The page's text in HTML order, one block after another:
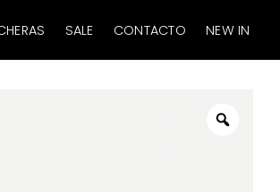
SALE CONTACTO NEW IN